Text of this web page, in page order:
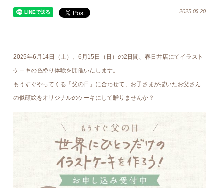
2025.05.20
2025年6月14日（土）、6月15日（日）の2日間、春日井店にてイラスト
ケーキの色塗り体験を開催いたします。
もうすぐやってくる「父の日」に合わせて、お子さまが描いたお父さん
の似顔絵をオリジナルのケーキにして贈りませんか？